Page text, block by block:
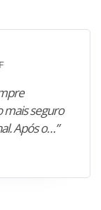
mais seguro
Após o…”